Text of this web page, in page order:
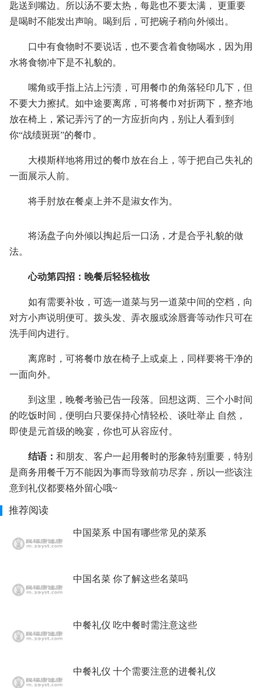
匙送到嘴边。所以汤不要太热，每匙也不要太满， 更重要
是喝时不能发出声响。喝到后，可把碗子稍向外倾出。
口中有食物时不要说话，也不要含着食物喝水，因为用
水将食物冲下是不礼貌的。
嘴角或手指上沾上污渍，可用餐巾的角落轻印几下，但
不要大力擦拭。如中途要离席，可将餐巾对折两下，整齐地
放在椅上，紧记弄污了的一方应折向内，别让人看到到
你“战绩斑斑”的餐巾。
大模斯样地将用过的餐巾放在台上，等于把自己失礼的
一面展示人前。
将手肘放在餐桌上并不是淑女作为。
将汤盘子向外倾以掏起后一口汤，才是合乎礼貌的做
法。
心动第四招：晚餐后轻轻梳妆
如有需要补妆，可选一道菜与另一道菜中间的空档，向
对方小声说明便可。拨头发、弄衣服或涂唇膏等动作只可在
洗手间内进行。
离席时，可将餐巾放在椅子上或桌上，同样要将干净的
一面向外。
到这里，晚餐考验已告一段落。回想这两、三个小时间
的吃饭时间，便明白只要保持心情轻松、谈吐举止 自然，
即使是元首级的晚宴，你也可从容应付。
结语： 和朋友、客户一起用餐时的形象特别重要，特别
是商务用餐千万不能因为事而导致前功尽弃，所以一些该注
意到礼仪都要格外留心哦~
推荐阅读
中国菜系 中国有哪些常见的菜系
中国名菜 你了解这些名菜吗
中餐礼仪 吃中餐时需注意这些
中餐礼仪 十个需要注意的进餐礼仪